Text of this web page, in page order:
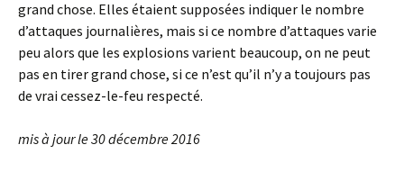
grand chose. Elles étaient supposées indiquer le nombre
d’attaques journalières, mais si ce nombre d’attaques varie
peu alors que les explosions varient beaucoup, on ne peut
pas en tirer grand chose, si ce n’est qu’il n’y a toujours pas
de vrai cessez-le-feu respecté.
mis à jour le 30 décembre 2016